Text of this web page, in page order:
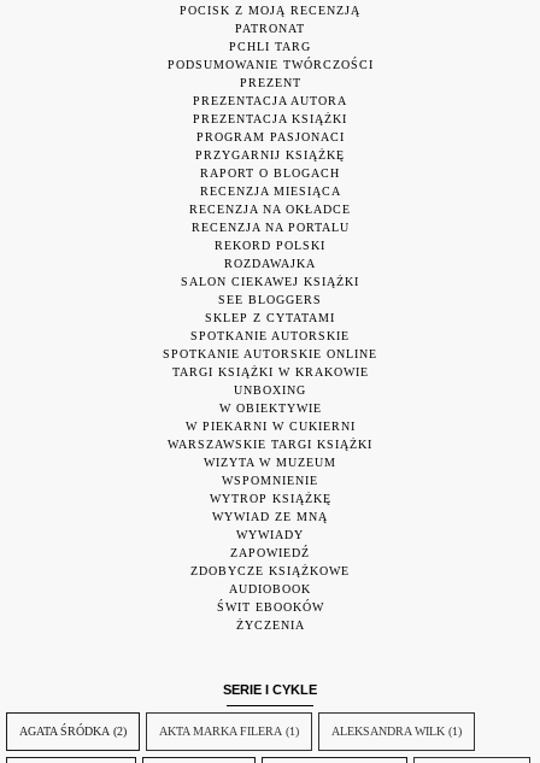
POCISK Z MOJĄ RECENZJĄ
PATRONAT
PCHLI TARG
PODSUMOWANIE TWÓRCZOŚCI
PREZENT
PREZENTACJA AUTORA
PREZENTACJA KSIĄŻKI
PROGRAM PASJONACI
PRZYGARNIJ KSIĄŻKĘ
RAPORT O BLOGACH
RECENZJA MIESIĄCA
RECENZJA NA OKŁADCE
RECENZJA NA PORTALU
REKORD POLSKI
ROZDAWAJKA
SALON CIEKAWEJ KSIĄŻKI
SEE BLOGGERS
SKLEP Z CYTATAMI
SPOTKANIE AUTORSKIE
SPOTKANIE AUTORSKIE ONLINE
TARGI KSIĄŻKI W KRAKOWIE
UNBOXING
W OBIEKTYWIE
W PIEKARNI W CUKIERNI
WARSZAWSKIE TARGI KSIĄŻKI
WIZYTA W MUZEUM
WSPOMNIENIE
WYTROP KSIĄŻKĘ
WYWIAD ZE MNĄ
WYWIADY
ZAPOWIEDŹ
ZDOBYCZE KSIĄŻKOWE
AUDIOBOOK
ŚWIT EBOOKÓW
ŻYCZENIA
SERIE I CYKLE
AGATA ŚRÓDKA (2) AKTA MARKA FILERA (1) ALEKSANDRA WILK (1)